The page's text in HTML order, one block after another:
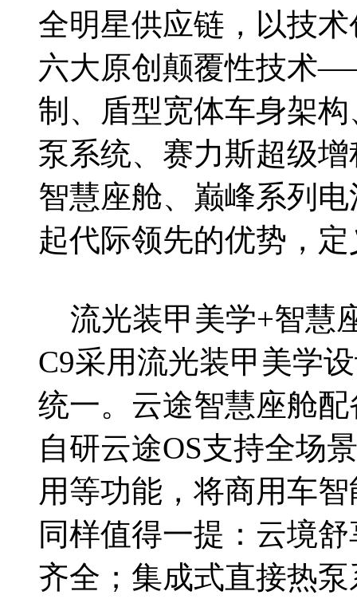
全明星供应链，以技
六大原创颠覆性技术
制、盾型宽体车身架
泵系统、赛力斯超级
智慧座舱、巅峰系列
起代际领先的优势，
流光装甲美学+智慧
C9采用流光装甲美学
统一。云途智慧座舱
自研云途OS支持全场
用等功能，将商用车
同样值得一提：云境
齐全；集成式直接热